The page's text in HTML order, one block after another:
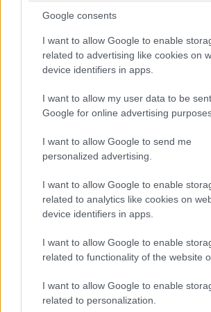
Google consents
I want to allow Google to enable
related to advertising like cookies on
device identifiers in apps.
I want to allow my user data to be
Google for online advertising
I want to allow Google to send me
personalized advertising.
I want to allow Google to enable
related to analytics like cookies on
device identifiers in apps.
I want to allow Google to enable
related to functionality of the website
I want to allow Google to enable
related to personalization.
εβδομάδα
Οι 6 Κανόνες για να εντυπωσιάσεις στην
Η σαλάτα που έτρωγε η Jennifer Aniston για
Νηστίσιμος Σοκολατένιος κορμός ψυγείου με
Πέντε ελληνικά νησιά για τους λάτρεις της
Αθηνά Πολίτη «Μία Σου Και Μία Μου»
Κοπανάκια Κοτόπουλο με Λαχανικά στον
6 tips για καλό ύπνο το καλοκαίρι
Η Ήβη Αδάμου αυτό το καλοκαίρι είναι...
σύμφωνα με το Feng Shui